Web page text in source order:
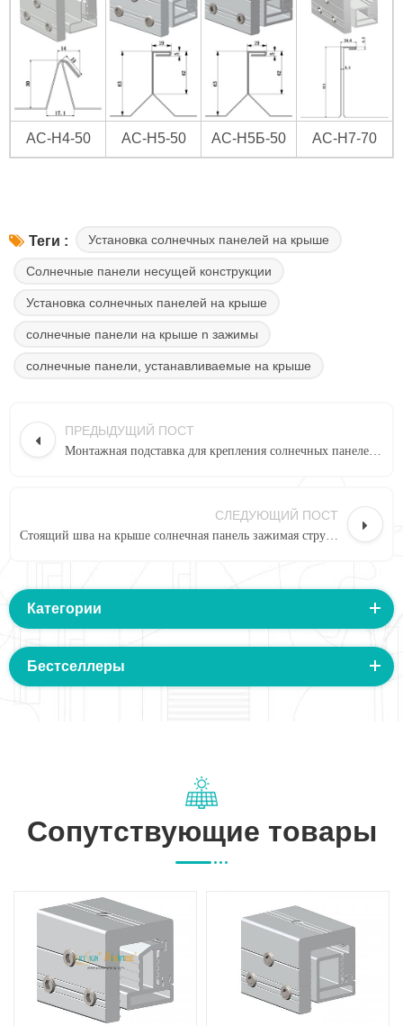
АС-Н4-50 АС-Н5-50 АС-Н5Б-50 АС-Н7-70
Теги : Установка солнечных панелей на крыше
Солнечные панели несущей конструкции
Установка солнечных панелей на крыше
солнечные панели на крыше n зажимы
солнечные панели, устанавливаемые на крыше
ПРЕДЫДУЩИЙ ПОСТ
Монтажная подставка для крепления солнечных панелей к стыку крыши
СЛЕДУЮЩИЙ ПОСТ
Стоящий шва на крыше солнечная панель зажимая структура
Категории
Бестселлеры
Сопутствующие товары